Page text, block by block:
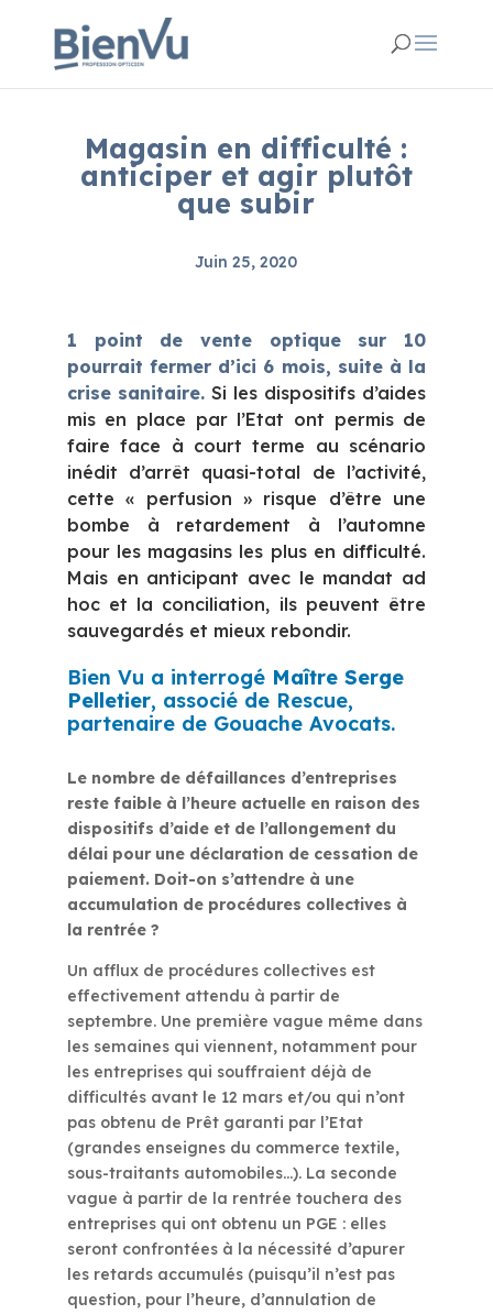
Magasin en difficulté :
anticiper et agir plutôt
que subir
Juin 25, 2020
1 point de vente optique sur 10
pourrait fermer d’ici 6 mois, suite à la
crise sanitaire. Si les dispositifs d’aides
mis en place par l’Etat ont permis de
faire face à court terme au scénario
inédit d’arrêt quasi-total de l’activité,
cette « perfusion » risque d’être une
bombe à retardement à l’automne
pour les magasins les plus en difficulté.
Mais en anticipant avec le mandat ad
hoc et la conciliation, ils peuvent être
sauvegardés et mieux rebondir.
Bien Vu a interrogé Maître Serge
Pelletier, associé de Rescue,
partenaire de Gouache Avocats.
Le nombre de défaillances d’entreprises
reste faible à l’heure actuelle en raison des
dispositifs d’aide et de l’allongement du
délai pour une déclaration de cessation de
paiement. Doit-on s’attendre à une
accumulation de procédures collectives à
la rentrée ?
Un afflux de procédures collectives est
effectivement attendu à partir de
septembre. Une première vague même dans
les semaines qui viennent, notamment pour
les entreprises qui souffraient déjà de
difficultés avant le 12 mars et/ou qui n’ont
pas obtenu de Prêt garanti par l’Etat
(grandes enseignes du commerce textile,
sous-traitants automobiles…). La seconde
vague à partir de la rentrée touchera des
entreprises qui ont obtenu un PGE : elles
seront confrontées à la nécessité d’apurer
les retards accumulés (puisqu’il n’est pas
question, pour l’heure, d’annulation de